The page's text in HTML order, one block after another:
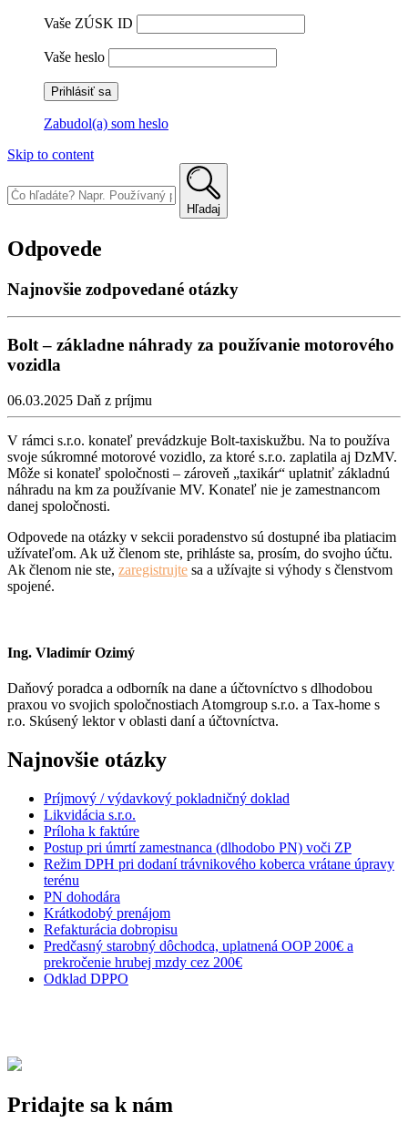
Vaše ZÚSK ID
Vaše heslo
Zabudol(a) som heslo
Skip to content
Hľadaj
Odpovede
Najnovšie zodpovedané otázky
Bolt – základne náhrady za používanie motorového
vozidla
06.03.2025 Daň z príjmu
V rámci s.r.o. konateľ prevádzkuje Bolt-taxiskužbu. Na to používa
svoje súkromné motorové vozidlo, za ktoré s.r.o. zaplatila aj DzMV.
Môže si konateľ spoločnosti – zároveň „taxikár“ uplatniť základnú
náhradu na km za používanie MV. Konateľ nie je zamestnancom
danej spoločnosti.
Odpovede na otázky v sekcii poradenstvo sú dostupné iba platiacim
užívateľom. Ak už členom ste, prihláste sa, prosím, do svojho účtu.
Ak členom nie ste, zaregistrujte sa a užívajte si výhody s členstvom
spojené.
Ing. Vladimír Ozimý
Daňový poradca a odborník na dane a účtovníctvo s dlhodobou
praxou vo svojich spoločnostiach Atomgroup s.r.o. a Tax-home s
r.o. Skúsený lektor v oblasti daní a účtovníctva.
Najnovšie otázky
Príjmový / výdavkový pokladničný doklad
Likvidácia s.r.o.
Príloha k faktúre
Postup pri úmrtí zamestnanca (dlhodobo PN) voči ZP
Režim DPH pri dodaní trávnikového koberca vrátane úpravy
terénu
PN dohodára
Krátkodobý prenájom
Refakturácia dobropisu
Predčasný starobný dôchodca, uplatnená OOP 200€ a
prekročenie hrubej mzdy cez 200€
Odklad DPPO
Pridajte sa k nám